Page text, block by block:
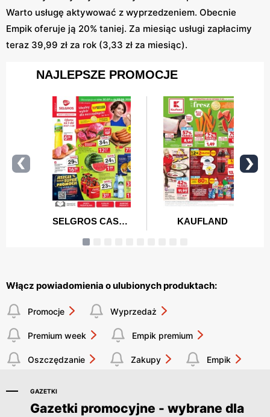
Warto usługę aktywować z wyprzedzeniem. Obecnie
Empik oferuje ją 20% taniej. Za miesiąc usługi zapłacimy
teraz 39,99 zł za rok (3,33 zł za miesiąc).
Włącz powiadomienia o ulubionych produktach:
Promocje Wyprzedaż
Premium week Empik premium
Oszczędzanie Zakupy Empik
GAZETKI
Gazetki promocyjne - wybrane dla